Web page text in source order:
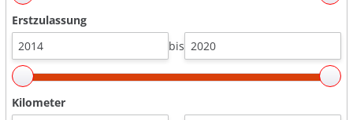
Erstzulassung
bis
Kilometer